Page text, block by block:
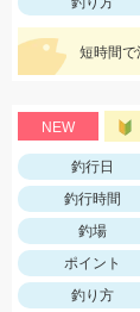
NEW
釣行日
釣行時間
釣場
ポイント
釣り方